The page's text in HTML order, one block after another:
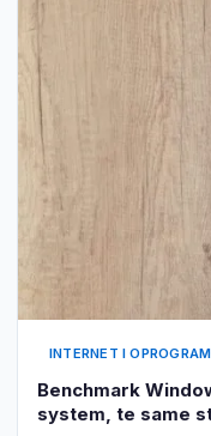
INTERNET I
Benchmark
system, te same